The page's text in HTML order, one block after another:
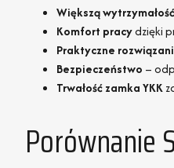
Większą wytrzymałość
Komfort pracydzięki
Praktyczne
Bezpieczeństwo –
Trwałość zamka YKK
Porównanie